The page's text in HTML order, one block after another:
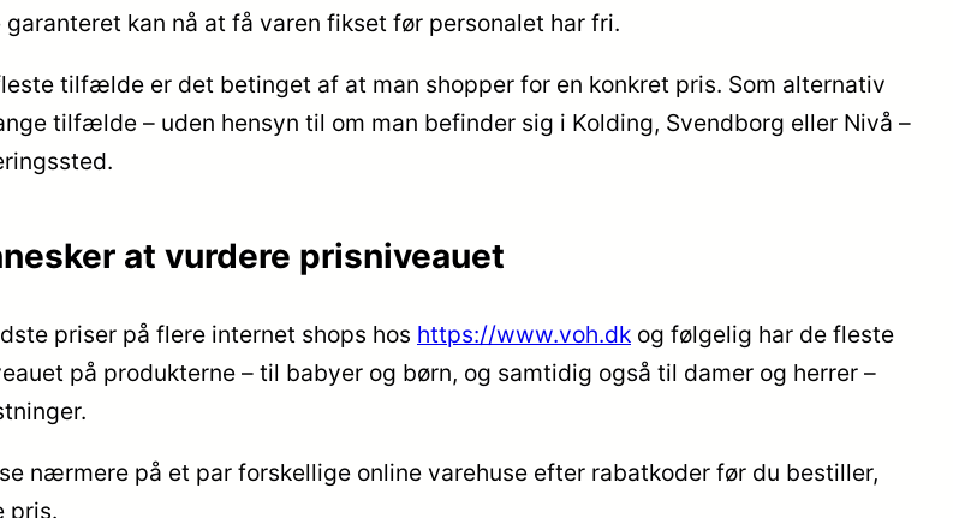
kan nå at få varen fikset før personalet har fri.
tilfælde er det betinget af at man shopper for en konkret pris. Som alternativ
tilfælde – uden hensyn til om man befinder sig i Kolding, Svendborg eller Nivå –
at vurdere prisniveauet
priser på flere internet shops hos https://www.voh.dk og følgelig har de fleste
på produkterne – til babyer og børn, og samtidig også til damer og herrer –
nærmere på et par forskellige online varehuse efter rabatkoder før du bestiller,
pris.